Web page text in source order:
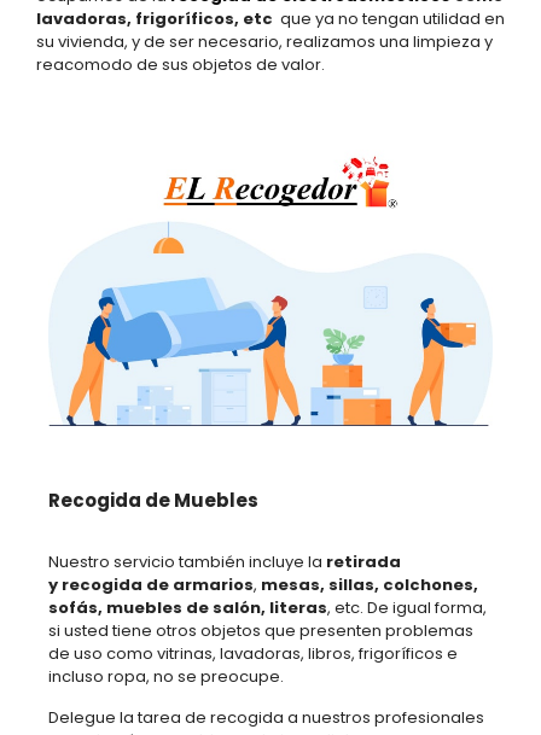
lavadoras, frigoríficos, etc que ya no tengan utilidad en
su vivienda, y de ser necesario, realizamos una limpieza y
reacomodo de sus objetos de valor.
Recogida de Muebles
Nuestro servicio también incluye la retirada
y recogida de armarios, mesas, sillas, colchones,
sofás, muebles de salón, literas, etc. De igual forma,
si usted tiene otros objetos que presenten problemas
de uso como vitrinas, lavadoras, libros, frigoríficos e
incluso ropa, no se preocupe.
Delegue la tarea de recogida a nuestros profesionales